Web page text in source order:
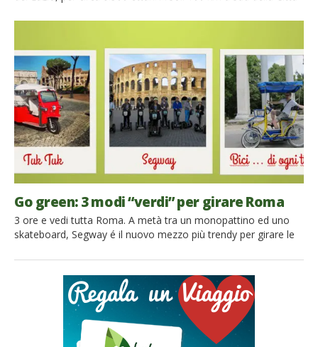
differenti ma indispensabili l’uno alla sopravvivenza dell’altro,
proteggono la selva dai venti pieni di salsedine, […]
Go green: 3 modi “verdi” per girare Roma
3 ore e vedi tutta Roma. A metà tra un monopattino ed uno
skateboard, Segway é il nuovo mezzo più trendy per girare le
clips o sfogliando qualche rivista ed ora, eccolo sbarcare nella
città eterna per la delizia dei turisti e dei Romani veraci. […]